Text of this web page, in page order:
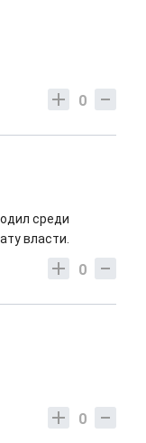
0
среди
власти.
0
0